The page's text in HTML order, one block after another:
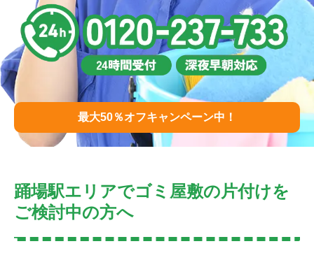
最大50％オフキャンペーン中！
踊場駅エリアでゴミ屋敷の片付けを
ご検討中の方へ